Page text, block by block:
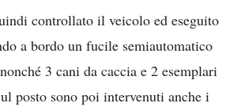
controllato il veicolo ed eseguito
a bordo un fucile semiautomatico
3 cani da caccia e 2 esemplari
posto sono poi intervenuti anche i